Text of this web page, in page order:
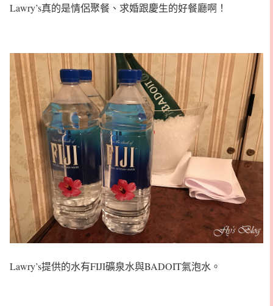
Lawry’s真的是情侶聚餐、求婚跟慶生的好餐廳啊！
Lawry’s提供的水有FIJI礦泉水與BADOIT氣泡水。